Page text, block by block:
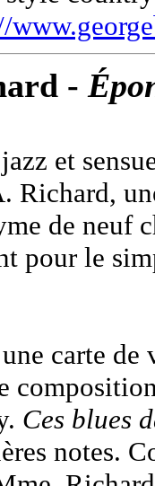
-
et
Richard,
de neuf
pour le
carte
Ces blues
notes.